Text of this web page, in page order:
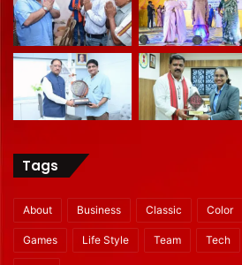
Tags
About Business Classic Color
Games Life Style Team Tech